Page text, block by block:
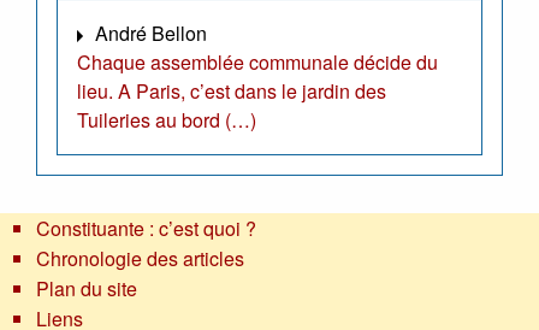
André Bellon
Chaque assemblée communale décide du
lieu. A Paris, c’est dans le jardin des
Tuileries au bord (…)
Constituante : c’est quoi ?
Chronologie des articles
Plan du site
Liens